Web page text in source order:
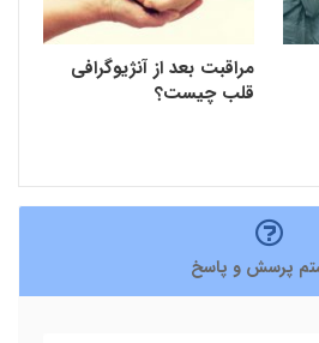
مراقبت بعد از آنژیوگرافی
قلب چیست؟
پرسش و پاسخ